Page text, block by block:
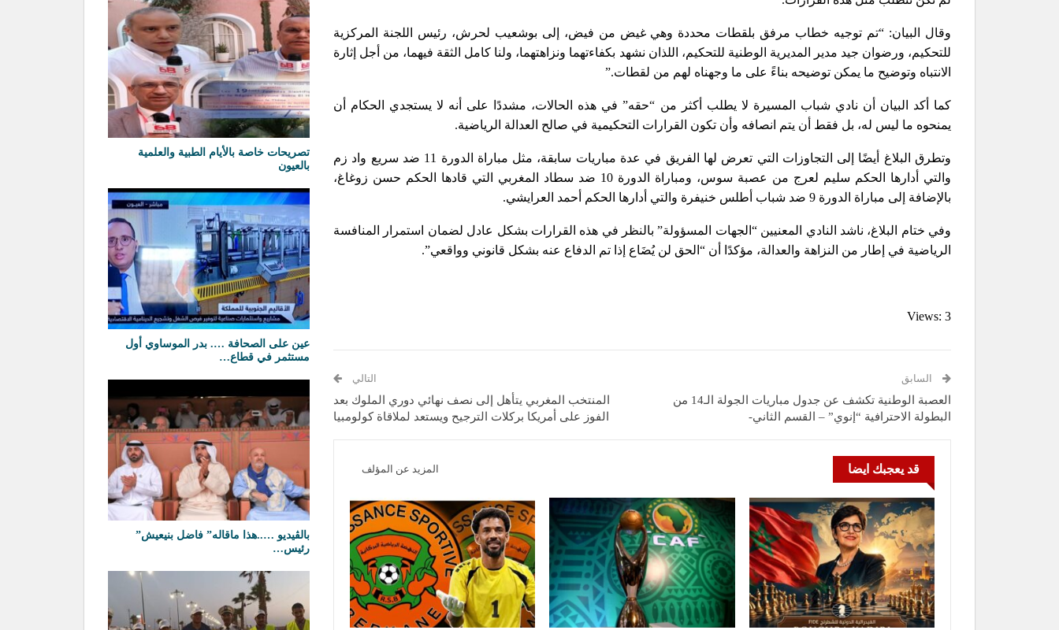
وقال البيان: “تم توجيه خطاب مرفق بلقطات محددة وهي غيض من فيض، إلى بوشعيب لحرش، رئيس اللجنة المركزية
للتحكيم، ورضوان جيد مدير المديرية الوطنية للتحكيم، اللذان نشهد بكفاءتهما ونزاهتهما، ولنا كامل الثقة فيهما، من أجل إثارة
الانتباه وتوضيح ما يمكن توضيحه بناءً على ما وجهناه لهم من لقطات.”
كما أكد البيان أن نادي شباب المسيرة لا يطلب أكثر من “حقه” في هذه الحالات، مشددًا على أنه لا يستجدي الحكام أن
يمنحوه ما ليس له، بل فقط أن يتم انصافه وأن تكون القرارات التحكيمية في صالح العدالة الرياضية.
وتطرق البلاغ أيضًا إلى التجاوزات التي تعرض لها الفريق في عدة مباريات سابقة، مثل مباراة الدورة 11 ضد سريع واد زم
والتي أدارها الحكم سليم لعرج من عصبة سوس، ومباراة الدورة 10 ضد سطاد المغربي التي قادها الحكم حسن زوغاغ،
بالإضافة إلى مباراة الدورة 9 ضد شباب أطلس خنيفرة والتي أدارها الحكم أحمد العرايشي.
وفي ختام البلاغ، ناشد النادي المعنيين “الجهات المسؤولة” بالنظر في هذه القرارات بشكل عادل لضمان استمرار المنافسة
الرياضية في إطار من النزاهة والعدالة، مؤكدًا أن “الحق لن يُضَاع إذا تم الدفاع عنه بشكل قانوني وواقعي”.
Views: 3
السابق
العصبة الوطنية تكشف عن جدول مباريات الجولة الـ14 من
البطولة الاحترافية “إنوي” – القسم الثاني-
التالي
المنتخب المغربي يتأهل إلى نصف نهائي دوري الملوك بعد
الفوز على أمريكا بركلات الترجيح ويستعد لملاقاة كولومبيا
قد يعجبك ايضا المزيد عن المؤلف
تصريحات خاصة بالأيام الطبية والعلمية
بالعيون
عين على الصحافة …. بدر الموساوي أول
مستثمر في قطاع…
بالڤيديو …..هذا ماقاله” فاضل بنيعيش”
رئيس…